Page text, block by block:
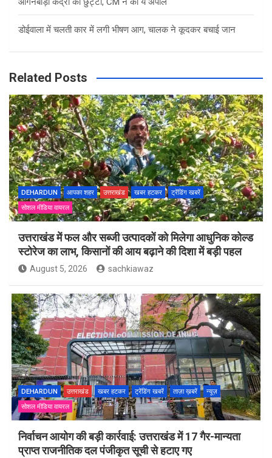
डोईवाला में चलती कार में लगी भीषण आग, चालक ने कूदकर बचाई जान
Related Posts
DEHARDUN आपका शहर उत्तराखंड खबर हटकर
ट्रेंडिंग खबरें
सोशल मीडिया वायरल
उत्तराखंड में फल और सब्जी उत्पादकों को मिलेगा आधुनिक कोल्ड
स्टोरेज का लाभ, किसानों की आय बढ़ाने की दिशा में बड़ी पहल
August 5, 2026 sachkiawaz
DEHARDUN उत्तराखंड खबर हटकर ट्रेंडिंग खबरें ताज़ा ख़बरें
न्यूज़
सोशल मीडिया वायरल
निर्वाचन आयोग की बड़ी कार्रवाई: उत्तराखंड में 17 गैर-मान्यता
प्राप्त राजनीतिक दल पंजीकृत सूची से हटाए गए